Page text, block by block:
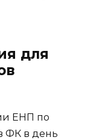
для
ЕНП по
ФК в день